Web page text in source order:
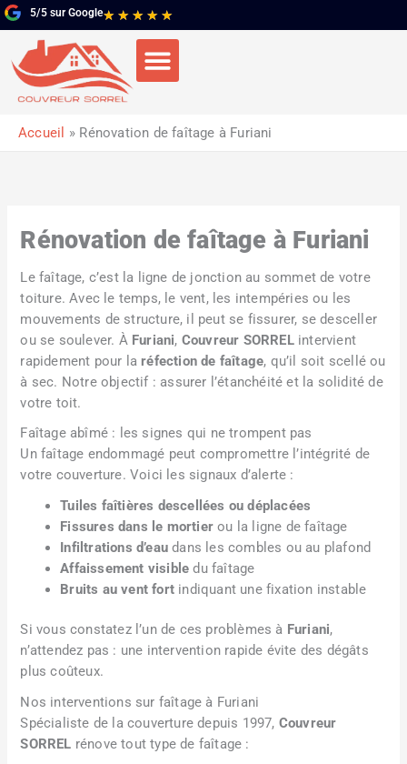
Aller
au
contenu
5/5 sur Google★ ★ ★ ★ ★Noté
5
5
Accueil Rénovation de faîtage à Furiani
Rénovation de faîtage à Furiani
Le faîtage, c’est la ligne de jonction au sommet de votre
toiture. Avec le temps, le vent, les intempéries ou les
mouvements de structure, il peut se fissurer, se desceller
ou se soulever. À Furiani, Couvreur SORRELintervient
rapidement pour laréfection de faîtage, qu’il soit scellé ou
à sec. Notre objectif : assurer l’étanchéité et la solidité de
votre toit.
Faîtage abîmé : les signes qui ne trompent pas
Un faîtage endommagé peut compromettre l’intégrité de
votre couverture. Voici les signaux d’alerte :
Tuiles faîtières descellées ou déplacées
Fissures dans le mortier ou la ligne de faîtage
Infiltrations d’eau dans les combles ou au plafond
Affaissement visible du faîtage
Bruits au vent fort indiquant une fixation instable
Si vous constatez l’un de ces problèmes à Furiani,
n’attendez pas : une intervention rapide évite des dégâts
plus coûteux.
Nos interventions sur faîtage à Furiani
Spécialiste de la couverture depuis 1997, Couvreur
SORREL rénove tout type de faîtage :